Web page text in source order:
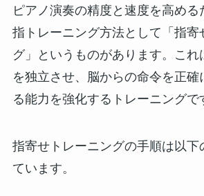
ピアノ演奏の精度と速度を高める
指トレーニング方法として「指寄
グ」というものがあります。これ
を独立させ、脳からの命令を正確
る能力を強化するトレーニングで
指寄せトレーニングの手順は以下
ています。